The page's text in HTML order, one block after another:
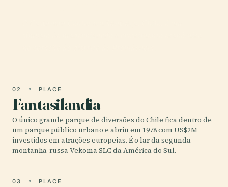
02 PLACE
Fantasilandia
O único grande parque de diversões do Chile fica dentro de
um parque público urbano e abriu em 1978 com US$2M
investidos em atrações europeias. É o lar da segunda
montanha-russa Vekoma SLC da América do Sul.
03 PLACE